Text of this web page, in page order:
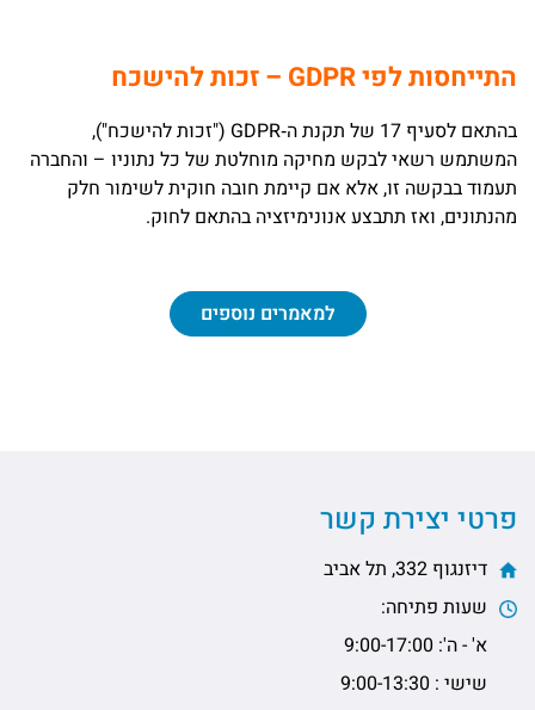
התייחסות לפי GDPR – זכות להישכח
בהתאם לסעיף 17 של תקנת ה‑GDPR ("זכות להישכח"),
המשתמש רשאי לבקש מחיקה מוחלטת של כל נתוניו – והחברה
תעמוד בבקשה זו, אלא אם קיימת חובה חוקית לשימור חלק
מהנתונים, ואז תתבצע אנונימיזציה בהתאם לחוק.
למאמרים נוספים
פרטי יצירת קשר
דיזנגוף 332, תל אביב
שעות פתיחה:
א' - ה': 9:00-17:00
שישי : 9:00-13:30